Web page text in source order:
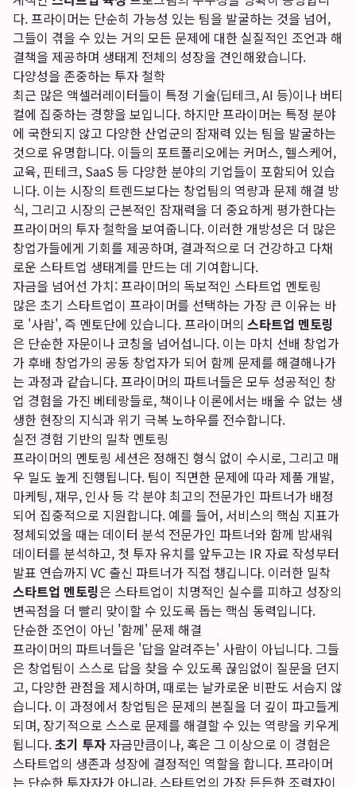
다. 프라이머는 단순히 가능성 있는 팀을 발굴하는 것을 넘어,
그들이 겪을 수 있는 거의 모든 문제에 대한 실질적인 조언과 해
결책을 제공하며 생태계 전체의 성장을 견인해왔습니다.
다양성을 존중하는 투자 철학
최근 많은 액셀러레이터들이 특정 기술(딥테크, AI 등)이나 버티
컬에 집중하는 경향을 보입니다. 하지만 프라이머는 특정 분야
에 국한되지 않고 다양한 산업군의 잠재력 있는 팀을 발굴하는
것으로 유명합니다. 이들의 포트폴리오에는 커머스, 헬스케어,
교육, 핀테크, SaaS 등 다양한 분야의 기업들이 포함되어 있습
니다. 이는 시장의 트렌드보다는 창업팀의 역량과 문제 해결 방
식, 그리고 시장의 근본적인 잠재력을 더 중요하게 평가한다는
프라이머의 투자 철학을 보여줍니다. 이러한 개방성은 더 많은
창업가들에게 기회를 제공하며, 결과적으로 더 건강하고 다채
로운 스타트업 생태계를 만드는 데 기여합니다.
자금을 넘어선 가치: 프라이머의 독보적인 스타트업 멘토링
많은 초기 스타트업이 프라이머를 선택하는 가장 큰 이유는 바
로 '사람', 즉 멘토단에 있습니다. 프라이머의 스타트업 멘토링
은 단순한 자문이나 코칭을 넘어섭니다. 이는 마치 선배 창업가
가 후배 창업가의 공동 창업자가 되어 함께 문제를 해결해나가
는 과정과 같습니다. 프라이머의 파트너들은 모두 성공적인 창
업 경험을 가진 베테랑들로, 책이나 이론에서는 배울 수 없는 생
생한 현장의 지식과 위기 극복 노하우를 전수합니다.
실전 경험 기반의 밀착 멘토링
프라이머의 멘토링 세션은 정해진 형식 없이 수시로, 그리고 매
우 밀도 높게 진행됩니다. 팀이 직면한 문제에 따라 제품 개발,
마케팅, 재무, 인사 등 각 분야 최고의 전문가인 파트너가 배정
되어 집중적으로 지원합니다. 예를 들어, 서비스의 핵심 지표가
정체되었을 때는 데이터 분석 전문가인 파트너와 함께 밤새워
데이터를 분석하고, 첫 투자 유치를 앞두고는 IR 자료 작성부터
발표 연습까지 VC 출신 파트너가 직접 챙깁니다. 이러한 밀착
스타트업 멘토링은 스타트업이 치명적인 실수를 피하고 성장의
변곡점을 더 빨리 맞이할 수 있도록 돕는 핵심 동력입니다.
단순한 조언이 아닌 '함께' 문제 해결
프라이머의 파트너들은 '답을 알려주는' 사람이 아닙니다. 그들
은 창업팀이 스스로 답을 찾을 수 있도록 끊임없이 질문을 던지
고, 다양한 관점을 제시하며, 때로는 날카로운 비판도 서슴지 않
습니다. 이 과정에서 창업팀은 문제의 본질을 더 깊이 파고들게
되며, 장기적으로 스스로 문제를 해결할 수 있는 역량을 키우게
됩니다.초기 투자 자금만큼이나, 혹은 그 이상으로 이 경험은
스타트업의 생존과 성장에 결정적인 역할을 합니다. 프라이머
는 단순한 투자자가 아니라, 스타트업의 가장 든든한 조력자이